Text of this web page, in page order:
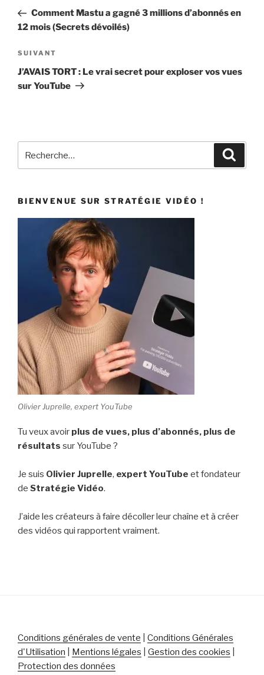
Comment Mastu a gagné 3 millions d’abonnés en
12 mois (Secrets dévoilés)
SUIVANT
J’AVAIS TORT : Le vrai secret pour exploser vos vues
sur YouTube
BIENVENUE SUR STRATÉGIE VIDÉO !
Olivier Juprelle, expert YouTube
Tu veux avoir plus de vues, plus d’abonnés, plus de
résultats sur YouTube ?
Je suis Olivier Juprelle, expert YouTube et fondateur
de Stratégie Vidéo.
J’aide les créateurs à faire décoller leur chaîne et à créer
des vidéos qui rapportent vraiment.
Conditions générales de vente
Conditions Générales
d'Utilisation
Mentions légales Gestion des cookies
Protection des données